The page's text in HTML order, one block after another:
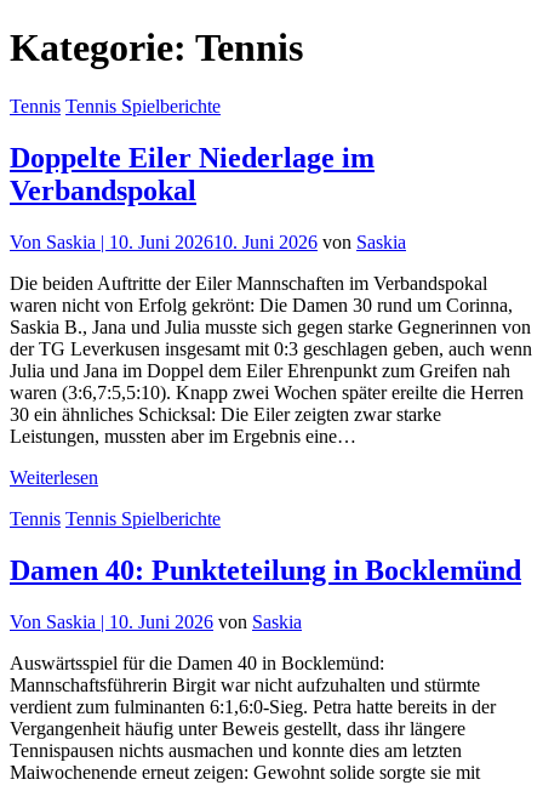
Kategorie: Tennis
Tennis Tennis Spielberichte
Doppelte Eiler Niederlage im
Verbandspokal
Von Saskia | 10. Juni 202610. Juni 2026 von Saskia
Die beiden Auftritte der Eiler Mannschaften im Verbandspokal
waren nicht von Erfolg gekrönt: Die Damen 30 rund um Corinna,
Saskia B., Jana und Julia musste sich gegen starke Gegnerinnen von
der TG Leverkusen insgesamt mit 0:3 geschlagen geben, auch wenn
Julia und Jana im Doppel dem Eiler Ehrenpunkt zum Greifen nah
waren (3:6,7:5,5:10). Knapp zwei Wochen später ereilte die Herren
30 ein ähnliches Schicksal: Die Eiler zeigten zwar starke
Leistungen, mussten aber im Ergebnis eine…
Weiterlesen
Tennis Tennis Spielberichte
Damen 40: Punkteteilung in Bocklemünd
Von Saskia | 10. Juni 2026 von Saskia
Auswärtsspiel für die Damen 40 in Bocklemünd:
Mannschaftsführerin Birgit war nicht aufzuhalten und stürmte
verdient zum fulminanten 6:1,6:0-Sieg. Petra hatte bereits in der
Vergangenheit häufig unter Beweis gestellt, dass ihr längere
Tennispausen nichts ausmachen und konnte dies am letzten
Maiwochenende erneut zeigen: Gewohnt solide sorgte sie mit